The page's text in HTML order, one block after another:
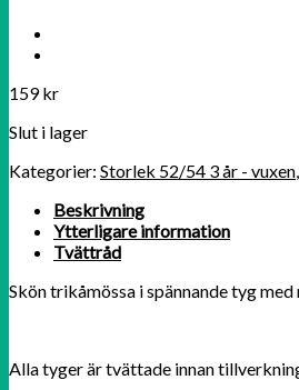
159kr
Slut i lager
Kategorier: Storlek 52/54 3 år - vuxen,
Beskrivning
Ytterligare information
Tvättråd
Skön trikåmössa i spännande tyg
Alla tyger är tvättade innan